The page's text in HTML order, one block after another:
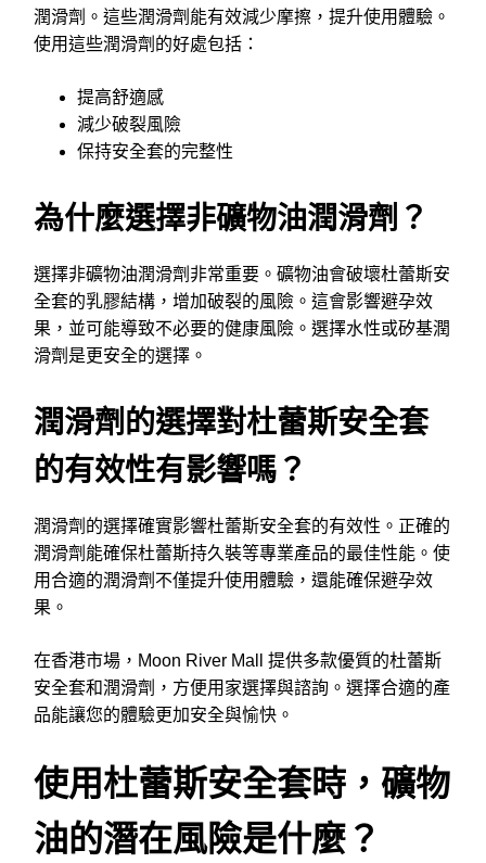
潤滑劑。這些潤滑劑能有效減少摩擦，提升使用體驗。
使用這些潤滑劑的好處包括：
提高舒適感
減少破裂風險
保持安全套的完整性
為什麼選擇非礦物油潤滑劑？
選擇非礦物油潤滑劑非常重要。礦物油會破壞杜蕾斯安
全套的乳膠結構，增加破裂的風險。這會影響避孕效
果，並可能導致不必要的健康風險。選擇水性或矽基潤
滑劑是更安全的選擇。
潤滑劑的選擇對杜蕾斯安全套
的有效性有影響嗎？
潤滑劑的選擇確實影響杜蕾斯安全套的有效性。正確的
潤滑劑能確保杜蕾斯持久裝等專業產品的最佳性能。使
用合適的潤滑劑不僅提升使用體驗，還能確保避孕效
果。
在香港市場，Moon River Mall 提供多款優質的杜蕾斯
安全套和潤滑劑，方便用家選擇與諮詢。選擇合適的產
品能讓您的體驗更加安全與愉快。
使用杜蕾斯安全套時，礦物
油的潛在風險是什麼？